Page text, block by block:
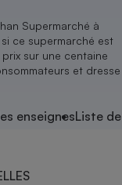
Supermarché à
si ce supermarché est
sur une centaine
et dresse
enseignesListe
alimentaire
Vente - Location
- Grande surface
- Fidélisation
- Tourisme
électrique
marchand